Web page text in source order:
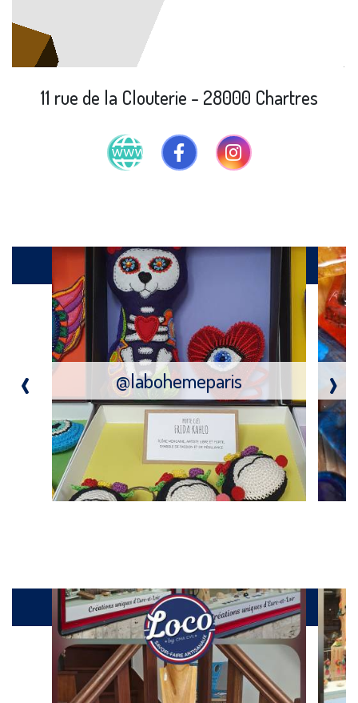
11 rue de la Clouterie - 28000 Chartres
Produits
@labohemeparis
‹ ›
Galerie